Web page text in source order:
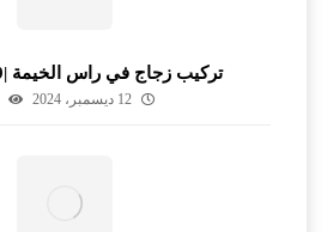
تركيب زجاج في راس الخيمة |0564421019
12 ديسمبر، 2024